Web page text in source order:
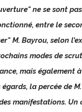
ne se sont
entre le
M. Bayrou, selon
modes de
mais également
la percée de
manifestations.